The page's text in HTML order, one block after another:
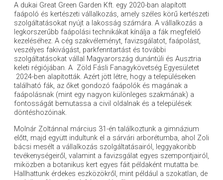
A dukai Great Green Garden Kft. egy 2020-ban alapított
faápoló és kertészeti vállalkozás, amely széles körű kertészeti
szolgáltatásokat nyújt a lakosság számára. A vállalkozás a
legkorszerűbb faápolási technikákat kínálja a fák megfelelő
kezeléséhez. A cég szakvéleményt, favizsgálatot, faápolást,
veszélyes fakivágást, parkfenntartást és további
szolgáltatásokat vállal Magyarország dunántúli és Ausztria
keleti régiójában. A Zöld Fásli Fanagykövetség Egyesületet
2024-ben alapították. Azért jött létre, hogy a településeken
található fák, az őket gondozó faápolók és magának a
faápolásnak (mint egy nagyon különleges szakmának) a
fontosságát bemutassa a civil oldalnak és a települések
döntéshozóinak.
Molnár Zoltánnal március 31-én találkoztunk a gimnázium
előtt, majd együtt indultunk el a sárvári arborétumba, ahol Zoli
bácsi mesélt a vállalkozás szolgáltatásairól, leggyakoribb
tevékenységeiről, valamint a favizsgálat egyes szempontjairól,
miközben a botanikus kert egyes fáit példaként mutatta be.
Hallhattunk érdekes eszközökről, mint például a szokatlan, de